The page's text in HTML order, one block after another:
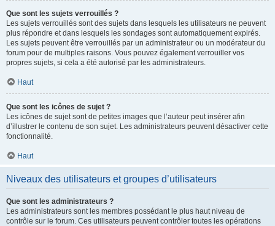
Que sont les sujets verrouillés ?
Les sujets verrouillés sont des sujets dans lesquels les utilisateurs ne peuvent
plus répondre et dans lesquels les sondages sont automatiquement expirés.
Les sujets peuvent être verrouillés par un administrateur ou un modérateur du
forum pour de multiples raisons. Vous pouvez également verrouiller vos
propres sujets, si cela a été autorisé par les administrateurs.
Haut
Que sont les icônes de sujet ?
Les icônes de sujet sont de petites images que l’auteur peut insérer afin
d’illustrer le contenu de son sujet. Les administrateurs peuvent désactiver cette
fonctionnalité.
Haut
Niveaux des utilisateurs et groupes d’utilisateurs
Que sont les administrateurs ?
Les administrateurs sont les membres possédant le plus haut niveau de
contrôle sur le forum. Ces utilisateurs peuvent contrôler toutes les opérations